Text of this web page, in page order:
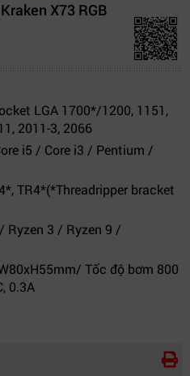
phát sáng độc đáo
lớn hơn 10% so với thế hệ cũ
CAM
thổi Radiator mang lại
dù cứng cáp kèm khả năng
X73 RGB
LGA 1700*/1200, 1151,
2011-3, 2066
i5 / Core i3 / Pentium /
TR4*(*Threadripper bracket
Ryzen 3 / Ryzen 9 /
Tốc độ bơm 800
0.3A